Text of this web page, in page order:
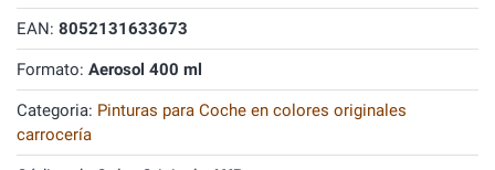
EAN: 8052131633673
Formato: Aerosol 400 ml
Categoria: Pinturas para Coche en colores originales
carrocería